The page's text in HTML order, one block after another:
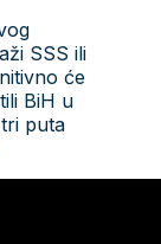
SSS ili
će
BiH u
puta